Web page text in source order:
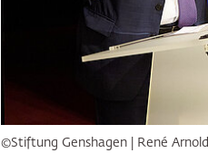
©Stiftung Genshagen | René Arnold